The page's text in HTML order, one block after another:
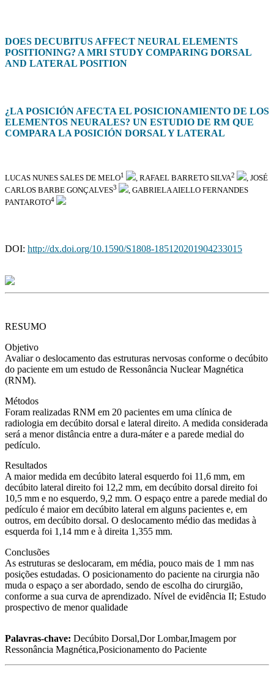
DOES DECUBITUS AFFECT NEURAL ELEMENTS
POSITIONING? A MRI STUDY COMPARING DORSAL
AND LATERAL POSITION
¿LA POSICIÓN AFECTA EL POSICIONAMIENTO DE LOS
ELEMENTOS NEURALES? UN ESTUDIO DE RM QUE
COMPARA LA POSICIÓN DORSAL Y LATERAL
LUCAS NUNES SALES DE MELO1 , RAFAEL BARRETO SILVA2
, JOSÉ
CARLOS BARBE GONÇALVES3
, GABRIELA AIELLO FERNANDES
PANTAROTO4
DOI: http://dx.doi.org/10.1590/S1808-185120201904233015
RESUMO
Objetivo
Avaliar o deslocamento das estruturas nervosas conforme o decúbito
do paciente em um estudo de Ressonância Nuclear Magnética
(RNM).
Métodos
Foram realizadas RNM em 20 pacientes em uma clínica de
radiologia em decúbito dorsal e lateral direito. A medida considerada
será a menor distância entre a dura-máter e a parede medial do
pedículo.
Resultados
A maior medida em decúbito lateral esquerdo foi 11,6 mm, em
decúbito lateral direito foi 12,2 mm, em decúbito dorsal direito foi
10,5 mm e no esquerdo, 9,2 mm. O espaço entre a parede medial do
pedículo é maior em decúbito lateral em alguns pacientes e, em
outros, em decúbito dorsal. O deslocamento médio das medidas à
esquerda foi 1,14 mm e à direita 1,355 mm.
Conclusões
As estruturas se deslocaram, em média, pouco mais de 1 mm nas
posições estudadas. O posicionamento do paciente na cirurgia não
muda o espaço a ser abordado, sendo de escolha do cirurgião,
conforme a sua curva de aprendizado. Nível de evidência II; Estudo
prospectivo de menor qualidade
Palavras-chave: Decúbito Dorsal,Dor Lombar,Imagem por
Ressonância Magnética,Posicionamento do Paciente